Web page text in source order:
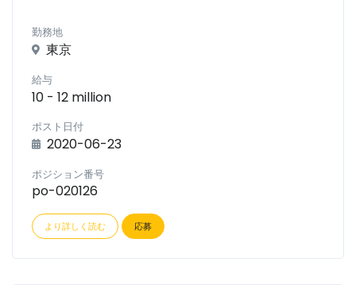
勤務地
東京
給与
10 - 12 million
ポスト日付
2020-06-23
ポジション番号
po-020126
より詳しく読む 応募